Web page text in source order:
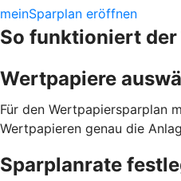
meinSparplan eröffnen
So funktioniert
Wertpapiere
Für den Wertpapiersparplan
Wertpapieren genau die
Sparplanrate